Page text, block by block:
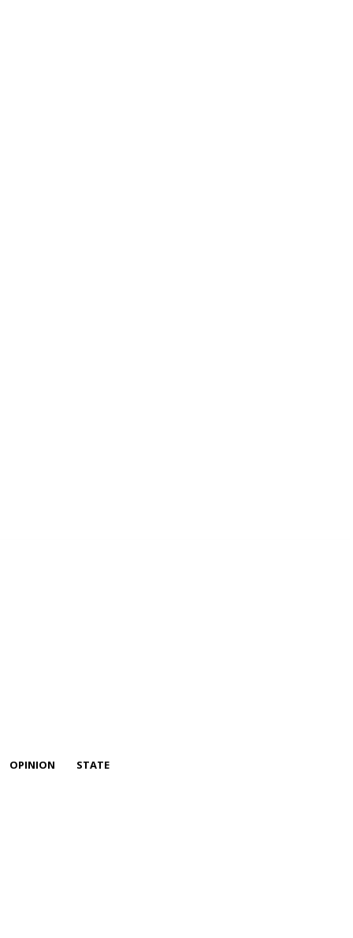
OPINION STATE